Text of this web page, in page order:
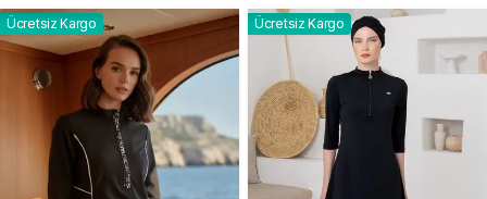
Ücretsiz Kargo Ücretsiz Kargo